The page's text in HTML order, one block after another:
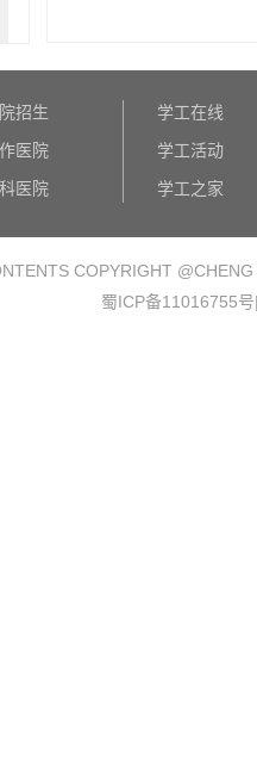
招生
医院
医院
学工在线
学工活动
学工之家
COPYRIGHT @
蜀ICP备11016755